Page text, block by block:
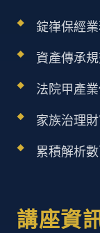
錠嵂保經
資產傳承規
法院甲產
家族治理
累積解析
講座資